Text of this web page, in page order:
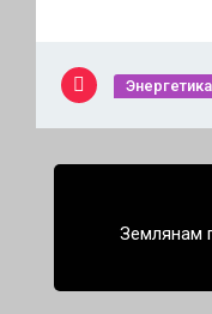
Энергетика
Навигация
записямЗемлянам